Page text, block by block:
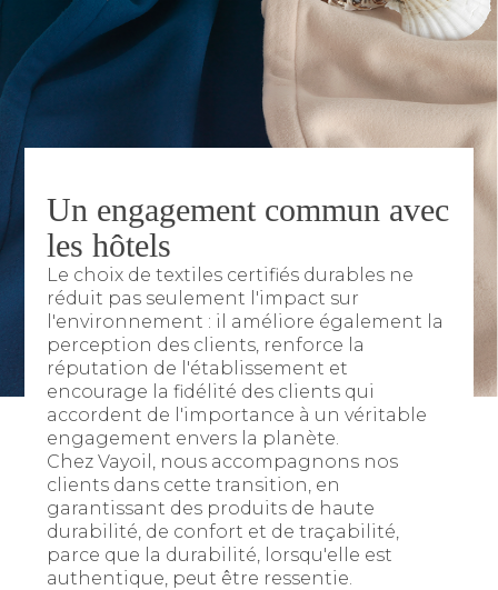
Un engagement commun avec
les hôtels
Le choix de textiles certifiés durables ne
réduit pas seulement l'impact sur
l'environnement : il améliore également la
perception des clients, renforce la
réputation de l'établissement et
encourage la fidélité des clients qui
accordent de l'importance à un véritable
engagement envers la planète.
Chez Vayoil, nous accompagnons nos
clients dans cette transition, en
garantissant des produits de haute
durabilité, de confort et de traçabilité,
parce que la durabilité, lorsqu'elle est
authentique, peut être ressentie.